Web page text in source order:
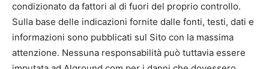
condizionato da fattori al di fuori del proprio controllo.
Sulla base delle indicazioni fornite dalle fonti, testi, dati e
informazioni sono pubblicati sul Sito con la massima
attenzione. Nessuna responsabilità può tuttavia essere